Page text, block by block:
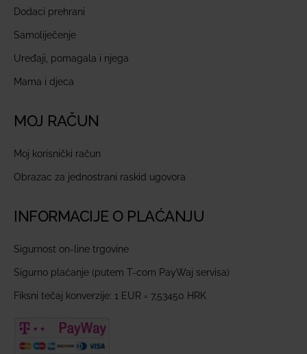
Dodaci prehrani
Samoliječenje
Uređaji, pomagala i njega
Mama i djeca
MOJ RAČUN
Moj korisnički račun
Obrazac za jednostrani raskid ugovora
INFORMACIJE O PLAĆANJU
Sigurnost on-line trgovine
Sigurno plaćanje (putem T-com PayWaj servisa)
Fiksni tečaj konverzije: 1 EUR = 7,53450 HRK